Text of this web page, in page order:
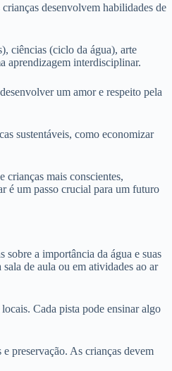
desenvolvem habilidades de
ciências (ciclo da água), arte
aprendizagem interdisciplinar.
um amor e respeito pela
sustentáveis, como economizar
crianças mais conscientes,
é um passo crucial para um futuro
sobre a importância da água e suas
de aula ou em atividades ao ar
Cada pista pode ensinar algo
preservação. As crianças devem